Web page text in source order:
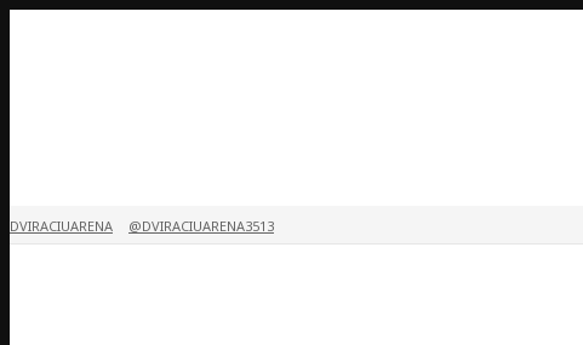
DVIRACIUARENA @DVIRACIUARENA3513